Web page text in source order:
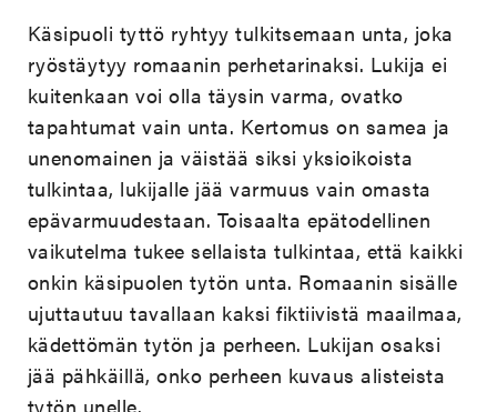
Käsipuoli tyttö ryhtyy tulkitsemaan unta, joka
ryöstäytyy romaanin perhetarinaksi. Lukija ei
kuitenkaan voi olla täysin varma, ovatko
tapahtumat vain unta. Kertomus on samea ja
unenomainen ja väistää siksi yksioikoista
tulkintaa, lukijalle jää varmuus vain omasta
epävarmuudestaan. Toisaalta epätodellinen
vaikutelma tukee sellaista tulkintaa, että kaikki
onkin käsipuolen tytön unta. Romaanin sisälle
ujuttautuu tavallaan kaksi fiktiivistä maailmaa,
kädettömän tytön ja perheen. Lukijan osaksi
jää pähkäillä, onko perheen kuvaus alisteista
tytön unelle.